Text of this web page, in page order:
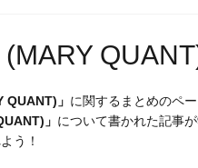
QUANT)」 に関するまとめのペー
」 について書かれた記事が
う！